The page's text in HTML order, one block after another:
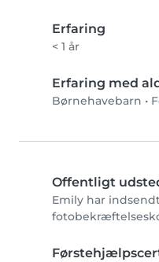
Erfaring
< 1 år
Erfaring med
Børnehavebarn •
Offentligt
Emily har